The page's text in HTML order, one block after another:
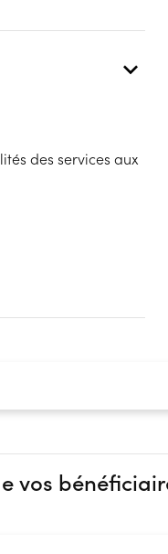
des services aux
vos